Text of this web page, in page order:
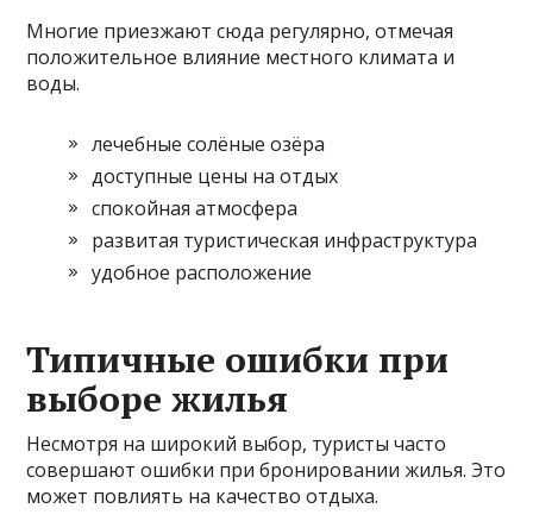
Многие приезжают сюда регулярно, отмечая
положительное влияние местного климата и
воды.
лечебные солёные озёра
доступные цены на отдых
спокойная атмосфера
развитая туристическая инфраструктура
удобное расположение
Типичные ошибки при
выборе жилья
Несмотря на широкий выбор, туристы часто
совершают ошибки при бронировании жилья. Это
может повлиять на качество отдыха.